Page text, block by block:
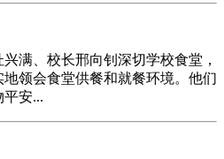
满、校长邢向钊深切学校食堂，
领会食堂供餐和就餐环境。他们
安...